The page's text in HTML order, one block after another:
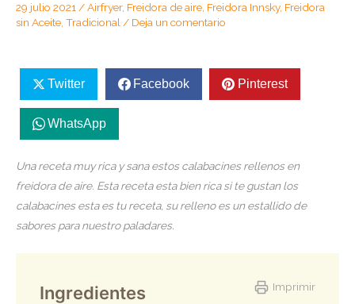
29 julio 2021/Airfryer, Freidora de aire, Freidora Innsky, Freidora
sin Aceite, Tradicional/ Deja un comentario
Twitter Facebook Pinterest
WhatsApp
Una receta muy rica y sana estos calabacines rellenos en
freidora de aire. Esta receta esta bien rica si te gustan los
calabacines esta es tu receta, su relleno es un estallido de
sabores para nuestro paladares.
Imprimir
Ingredientes